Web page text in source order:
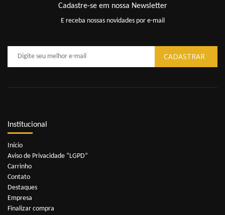
Cadastre-se em nossa Newsletter
E receba nossas novidades por e-mail
Institucional
Início
Aviso de Privacidade “LGPD”
Carrinho
Contato
Destaques
Empresa
Finalizar compra